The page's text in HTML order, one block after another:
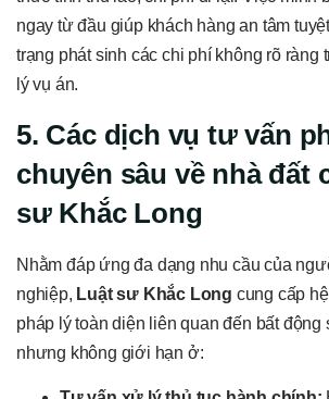
ngay từ đầu giúp khách hàng an tâm
trạng phát sinh các chi phí không rõ ràng
lý vụ án.
5. Các dịch vụ tư vấn
chuyên sâu về nhà đất
sư Khắc Long
Nhằm đáp ứng đa dạng nhu cầu của
nghiệp, Luật sư Khắc Long cung cấp
pháp lý toàn diện liên quan đến bất động
nhưng không giới hạn ở: